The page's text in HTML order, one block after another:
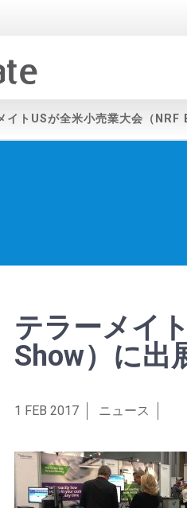
イトUSが全米小売業大会（
テラーメイ
Show）に出
1 FEB 2017 ニュース